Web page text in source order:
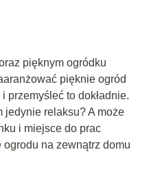
pięknym ogródku
pięknie ogród
przemyśleć to dokładnie.
jedynie relaksu? A może
i miejsce do prac
na zewnątrz domu